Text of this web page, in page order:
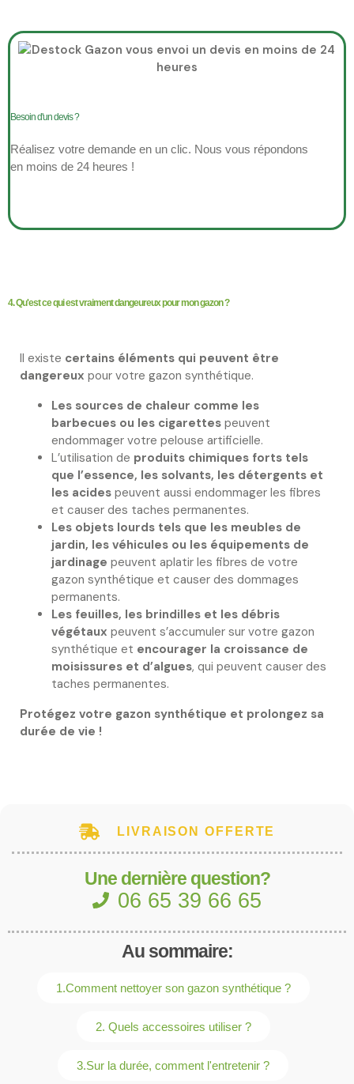
Besoin d'un devis ?
Réalisez votre demande en un clic. Nous vous répondons
en moins de 24 heures !
4. Qu'est ce qui est vraiment dangeureux pour mon gazon ?
Il existe certains éléments qui peuvent être
dangereux pour votre gazon synthétique.
Les sources de chaleur comme les
barbecues ou les cigarettes peuvent
endommager votre pelouse artificielle.
L’utilisation de produits chimiques forts tels
que l’essence, les solvants, les détergents et
les acides peuvent aussi endommager les fibres
et causer des taches permanentes.
Les objets lourds tels que les meubles de
jardin, les véhicules ou les équipements de
jardinage peuvent aplatir les fibres de votre
gazon synthétique et causer des dommages
permanents.
Les feuilles, les brindilles et les débris
végétaux peuvent s’accumuler sur votre gazon
synthétique et encourager la croissance de
moisissures et d’algues, qui peuvent causer des
taches permanentes.
Protégez votre gazon synthétique et prolongez sa
durée de vie !
LIVRAISON OFFERTE
Une dernière question?
06 65 39 66 65
Au sommaire:
1.Comment nettoyer son gazon synthétique ?
2. Quels accessoires utiliser ?
3.Sur la durée, comment l'entretenir ?